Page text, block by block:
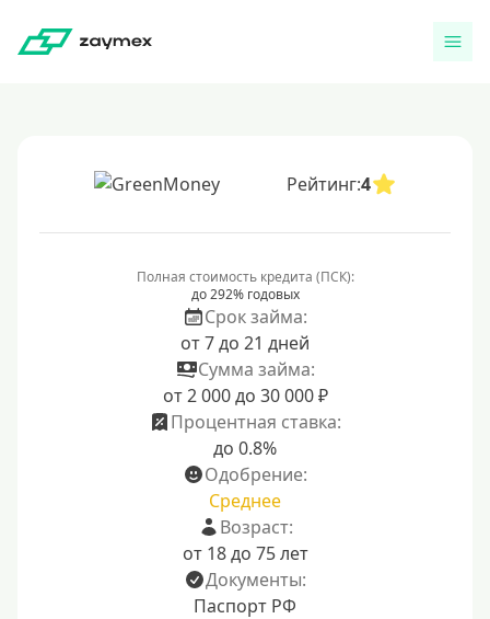
Рейтинг:4
Полная стоимость кредита (ПСК):
до 292% годовых
Срок займа:
от 7 до 21 дней
Сумма займа:
от 2 000 до 30 000 ₽
Процентная ставка:
до 0.8%
Одобрение:
Среднее
Возраст:
от 18 до 75 лет
Документы:
Паспорт РФ